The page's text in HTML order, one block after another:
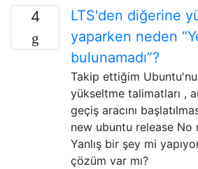
4
LTS'den diğerine
yaparken neden
bulunamadı”?
Takip ettiğim
yükseltme talimatları ,
geçiş aracını
new ubuntu release No
Yanlış bir şey mi
çözüm var mı?